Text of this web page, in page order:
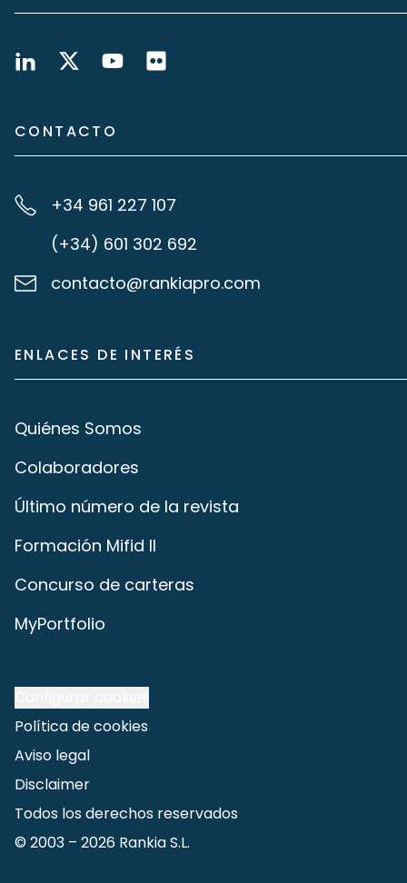
CONTACTO
+34 961 227 107
(+34) 601 302 692
contacto@rankiapro.com
ENLACES DE INTERÉS
Quiénes Somos
Colaboradores
Último número de la revista
Formación Mifid II
Concurso de carteras
MyPortfolio
Política de cookies
Aviso legal
Disclaimer
Todos los derechos reservados
© 2003 – 2026 Rankia S.L.